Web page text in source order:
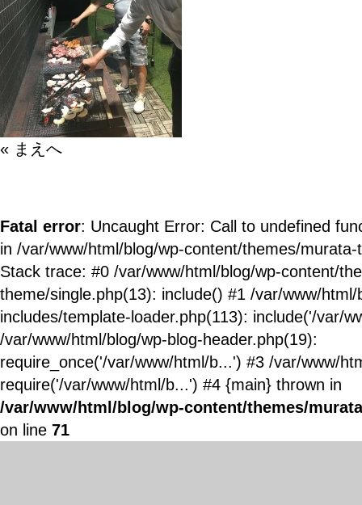
« まえへ
Fatal error: Uncaught Error: Call to undefined
in /var/www/html/blog/wp-content/themes/
Stack trace: #0 /var/www/html/blog/wp-content/
theme/single.php(13): include() #1 /var/www/html/
includes/template-loader.php(113): include('/var/
/var/www/html/blog/wp-blog-header.php(19):
require_once('/var/www/html/b...') #3 /var/www/
require('/var/www/html/b...') #4 {main} thrown in
/var/www/html/blog/wp-content/themes/
on line 71